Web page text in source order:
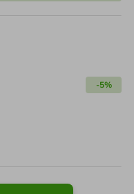
-5%